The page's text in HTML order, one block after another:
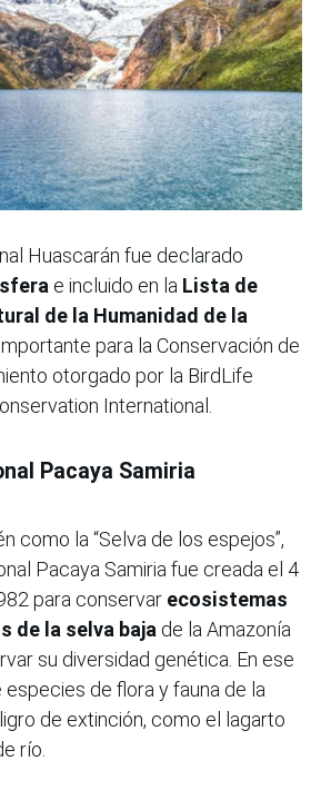
Huascarán fue declarado
e incluido en la Lista de
de la Humanidad de la
para la Conservación de
otorgado por la BirdLife
International.
Pacaya Samiria
como la “Selva de los espejos”,
Pacaya Samiria fue creada el 4
para conservar ecosistemas
de la selva baja de la Amazonía
su diversidad genética. En ese
de flora y fauna de la
de extinción, como el lagarto
río.